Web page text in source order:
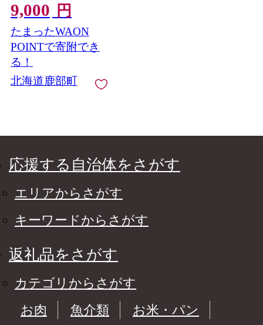
9,000 円
たまったWAON
POINTで寄附でき
る！
北海道鹿部町
応援する自治体をさがす
エリアからさがす
キーワードからさがす
返礼品をさがす
カテゴリからさがす
お肉
魚介類
お米・パン